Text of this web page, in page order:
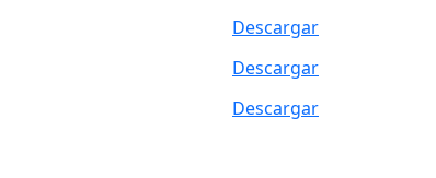
Descargar
Descargar
Descargar